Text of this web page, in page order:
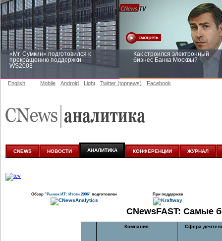
«Mr. Сумкин» подготовился к
прекращению поддержки
WS2003
Как строился электронный
бизнес Банка Москвы?
аналитике
English Mobile Android Light Twitter (topnews) Facebook
CNEWS НОВОСТИ АНАЛИТИКА КОНФЕРЕНЦИИ ЖУРНАЛ
Обзор "Рынок ИТ: Итоги 2006" подготовлен При поддержке
CNewsFAST: Самые
Компания Сфера